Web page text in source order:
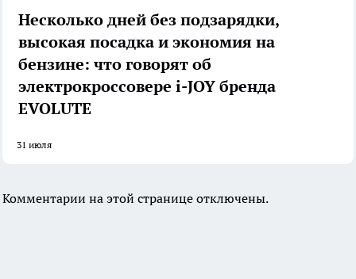
Несколько дней без подзарядки,
высокая посадка и экономия на
бензине: что говорят об
электрокроссовере i-JOY бренда
EVOLUTE
31 июля
Комментарии на этой странице отключены.